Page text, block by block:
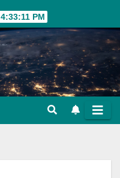
4:33:12 PM